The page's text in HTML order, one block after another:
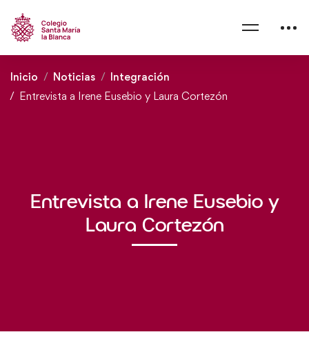
Inicio Noticias
Integración
Entrevista a Irene Eusebio y Laura Cortezón
Entrevista a Irene Eusebio y
Laura Cortezón